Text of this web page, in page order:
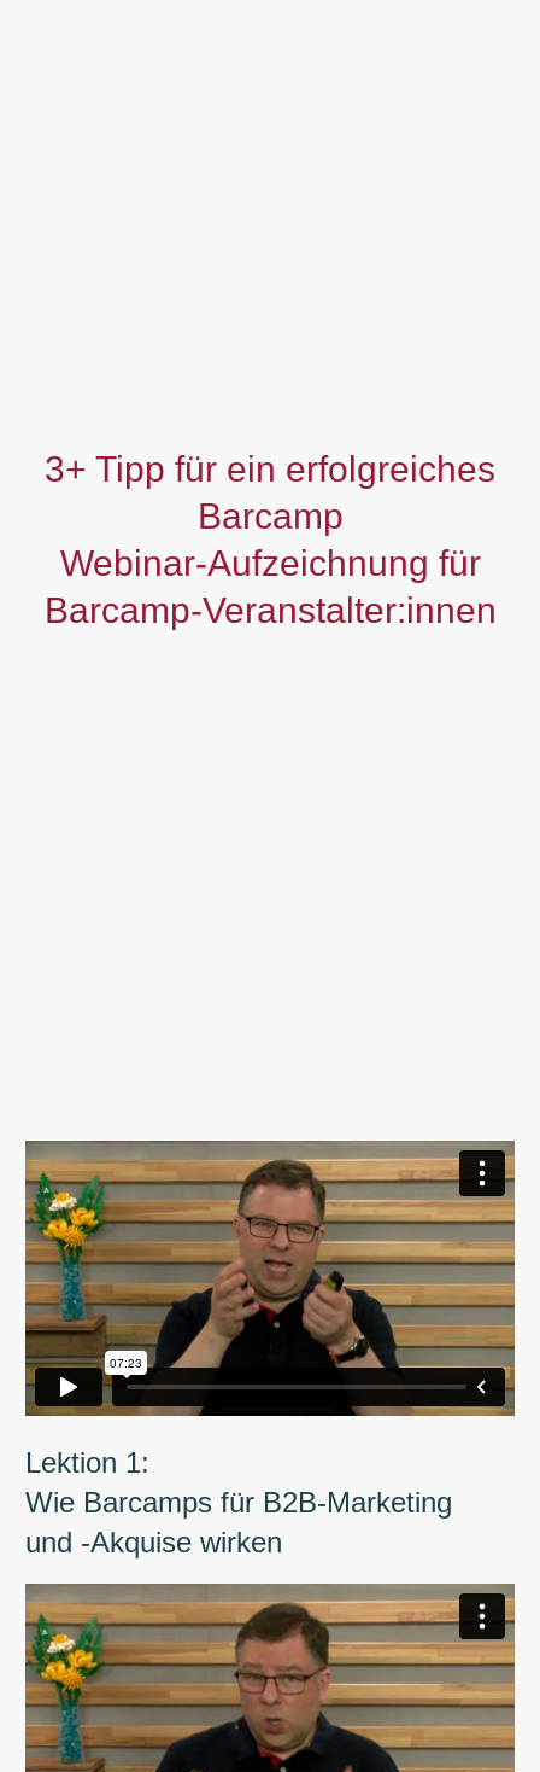
3+ Tipp für ein erfolgreiches
Barcamp
Webinar-Aufzeichnung für
Barcamp-Veranstalter:innen
Lektion 1:
Wie Barcamps für B2B-Marketing
und -Akquise wirken